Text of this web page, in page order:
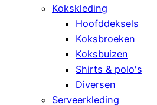
Kokskleding
Hoofddeksels
Koksbroeken
Koksbuizen
Shirts & polo's
Diversen
Serveerkleding